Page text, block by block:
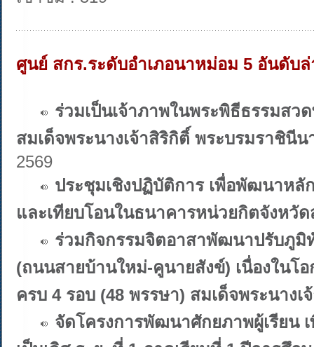
ศูนย์ สกร.ระดับอำเภอนาหม่อม 5 อันดับ
ร่วมเป็นเจ้าภาพในพระพิธีธรรมส
สมเด็จพระนางเจ้าสิริกิติ์ พระบรมราชิ
2569
ประชุมเชิงปฏิบัติการ เพื่อพัฒนาห
และเทียบโอนในธนาคารหน่วยกิตจังหวั
ร่วมกิจกรรมจิตอาสาพัฒนาปรับภูมิ
(ถนนสายบ้านใหม่-คูนายสังข์) เนื่องในโ
ครบ 4 รอบ (48 พรรษา) สมเด็จพระนางเ
จัดโครงการพัฒนาศักยภาพผู้เรียน